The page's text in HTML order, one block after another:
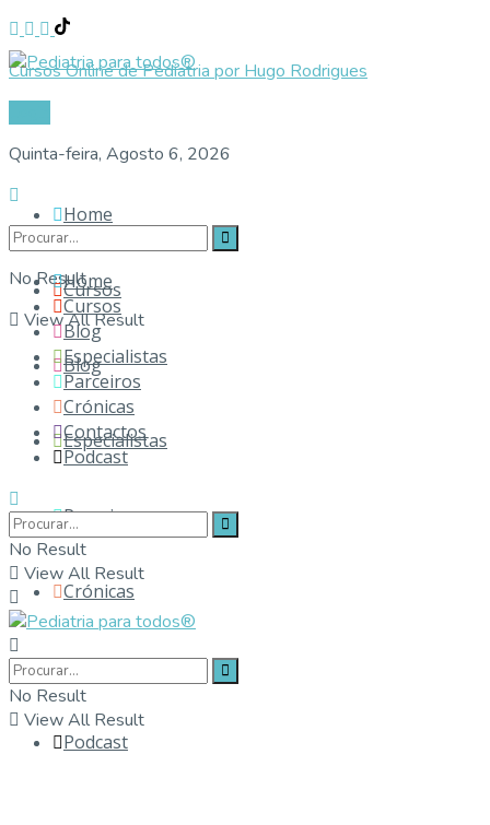
Cursos Online de Pediatria por Hugo Rodrigues
Quinta-feira, Agosto 6, 2026
No Result
View All Result
Home
Cursos
Blog
Especialistas
Parceiros
Crónicas
Contactos
Podcast
Home
Cursos
Blog
Especialistas
Parceiros
Crónicas
Contactos
Podcast
No Result
View All Result
No Result
View All Result